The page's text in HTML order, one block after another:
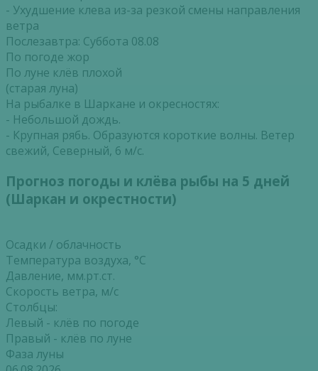
- Ухудшение клева из-за резкой смены направления
ветра
Послезавтра: Суббота 08.08
По погоде жор
По луне клёв плохой
(старая луна)
На рыбалке в Шаркане и окресностях:
- Небольшой дождь.
- Крупная рябь. Образуются короткие волны. Ветер
свежий, Северный, 6 м/с.
Прогноз погоды и клёва рыбы на 5 дней
(Шаркан и окрестности)
Осадки / облачность
Температура воздуха, °С
Давление, мм.рт.ст.
Скорость ветра, м/с
Столбцы:
Левый - клёв по погоде
Правый - клёв по луне
Фаза луны